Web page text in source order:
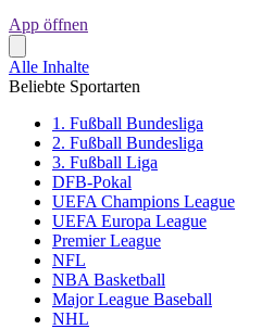
App öffnen
Alle Inhalte
Beliebte Sportarten
1. Fußball Bundesliga
2. Fußball Bundesliga
3. Fußball Liga
DFB-Pokal
UEFA Champions League
UEFA Europa League
Premier League
NFL
NBA Basketball
Major League Baseball
NHL